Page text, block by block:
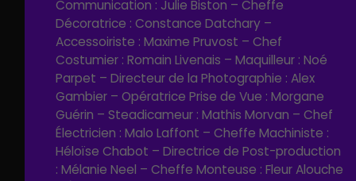
situation à sa mère, mais les tensions entre père et fille
s’intensifient. Après une dispute violente, un
électrochoc pousse Armand à se remettre en question
pour tenter de sauver leur relation.
Communication : Julie Biston – Cheffe
Décoratrice : Constance Datchary –
Accessoiriste : Maxime Pruvost – Chef
Costumier : Romain Livenais – Maquilleur : Noé
Parpet – Directeur de la Photographie : Alex
Gambier – Opératrice Prise de Vue : Morgane
Guérin – Steadicameur : Mathis Morvan – Chef
Électricien : Malo Laffont – Cheffe Machiniste :
Héloïse Chabot – Directrice de Post-production
: Mélanie Neel – Cheffe Monteuse : Fleur Alouche